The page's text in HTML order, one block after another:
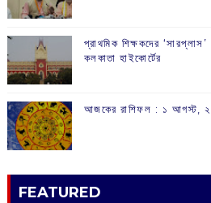
প্রাথমিক শিক্ষকদের
কলকাতা হাইকোর্টের
আজকের রাশিফল :‌ ‌‌১ আগস্ট,
FEATURED